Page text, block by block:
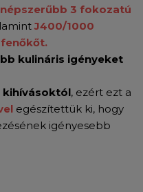
3 fokozatú
J400/1000
kulináris igényeket
kihívásoktól, ezért ezt a
egészítettük ki, hogy
igényesebb